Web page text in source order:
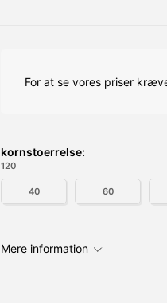
For at se vores priser
kornstoerrelse:
120
40 60
Mere information